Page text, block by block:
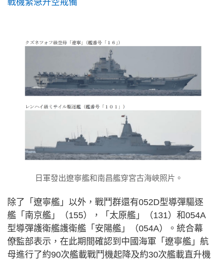
戰機緊急升空戒備
日軍發出遼寧艦和南昌艦穿宮古海峽照片。
除了「遼寧艦」以外，戰鬥群還有052D型導彈驅逐
艦「南京艦」（155），「太原艦」（131）和054A
型導彈護衛艦護衛艦「安陽艦」（054A）。統合幕
僚監部表示，在此期間確認到中國海軍「遼寧艦」航
母進行了約90次艦載戰鬥機起降及約30次艦載直升機